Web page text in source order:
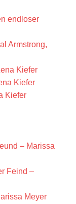
endloser
Armstrong,
Kiefer
Kiefer
Kiefer
– Marissa
Feind –
Meyer